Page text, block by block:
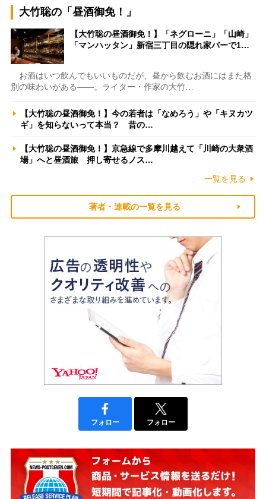
大竹聡の「昼酒御免！」
【大竹聡の昼酒御免！】「ネグローニ」「山崎」
「マンハッタン」新宿三丁目の隠れ家バーで1…
お酒はいつ飲んでもいいものだが、昼から飲むお酒にはまた格
別の味わいがある――。ライター・作家の大竹…
【大竹聡の昼酒御免！】今の若者は「なめろう」や「キヌカツ
ギ」を知らないって本当？ 昔の…
【大竹聡の昼酒御免！】京急線で多摩川越えて「川崎の大衆酒
場」へと昼酒旅 押し寄せるノス…
一覧を見る
著者・連載の一覧を見る
フォロー フォロー